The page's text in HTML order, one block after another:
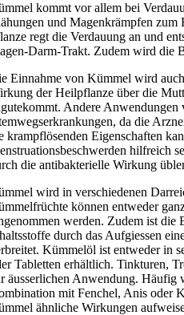
kommt vor allem bei
und Magenkrämpfen zum
regt die Verdauung an und
Darm-Trakt. Zudem wird die
Einnahme von Kümmel wird
der Heilpflanze über die
Andere Anwendungen
da die
krampflösenden Eigenschaften
hilfreich
die antibakterielle Wirkung
wird in verschiedenen
können entweder
werden. Zudem ist die
durch das Aufgiessen
Kümmelöl ist entweder in
Tabletten erhältlich. Tinkturen,
äusserlichen Anwendung. Häufig
mit Fenchel, Anis oder
ähnliche Wirkungen